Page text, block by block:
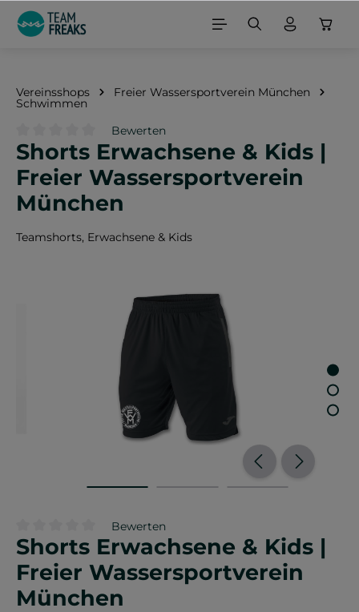
springen
Vereinsshops Freier Wassersportverein München
Schwimmen
Durchschnittliche Bewertung von 0 von 5 Sternen
Bewerten
Shorts Erwachsene & Kids |
Freier Wassersportverein
München
Teamshorts, Erwachsene & Kids
Durchschnittliche Bewertung von 0 von 5 Sternen
Bewerten
Shorts Erwachsene & Kids |
Freier Wassersportverein
München